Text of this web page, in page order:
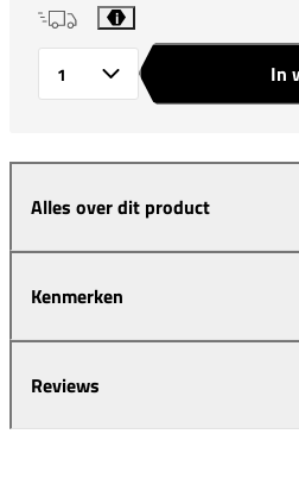
i
In
Alles over dit product
Kenmerken
Reviews